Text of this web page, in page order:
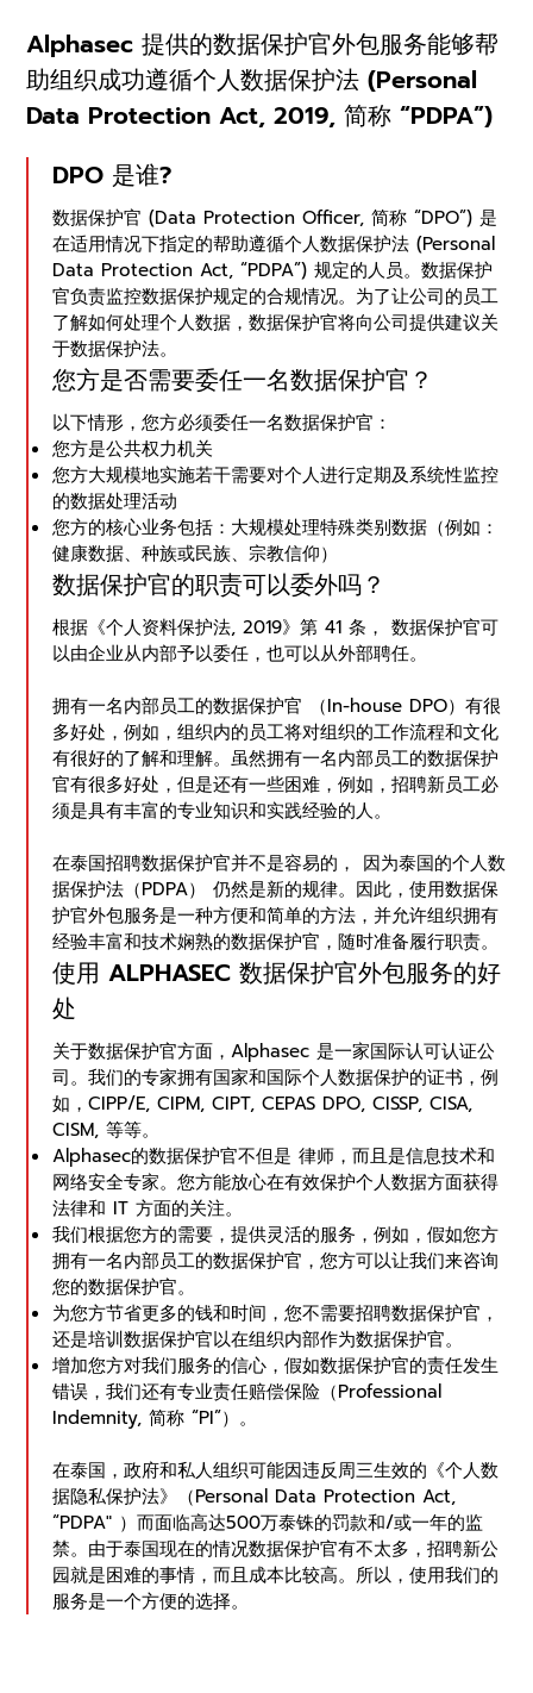
Alphasec 提供的数据保护官外包服务能够帮
助组织成功遵循个人数据保护法 (Personal
Data Protection Act, 2019, 简称 “PDPA”)
DPO 是谁?
数据保护官 (Data Protection Officer, 简称 “DPO”) 是
在适用情况下指定的帮助遵循个人数据保护法 (Personal
Data Protection Act, “PDPA”) 规定的人员。数据保护
官负责监控数据保护规定的合规情况。为了让公司的员工
了解如何处理个人数据，数据保护官将向公司提供建议关
于数据保护法。
您方是否需要委任一名数据保护官？
以下情形，您方必须委任一名数据保护官：
您方是公共权力机关
您方大规模地实施若干需要对个人进行定期及系统性监控
的数据处理活动
您方的核心业务包括：大规模处理特殊类别数据（例如：
健康数据、种族或民族、宗教信仰）
数据保护官的职责可以委外吗？
根据《个人资料保护法, 2019》第 41 条， 数据保护官可
以由企业从内部予以委任，也可以从外部聘任。
拥有一名内部员工的数据保护官 （In-house DPO）有很
多好处，例如，组织内的员工将对组织的工作流程和文化
有很好的了解和理解。虽然拥有一名内部员工的数据保护
官有很多好处，但是还有一些困难，例如，招聘新员工必
须是具有丰富的专业知识和实践经验的人。
在泰国招聘数据保护官并不是容易的， 因为泰国的个人数
据保护法（PDPA） 仍然是新的规律。因此，使用数据保
护官外包服务是一种方便和简单的方法，并允许组织拥有
经验丰富和技术娴熟的数据保护官，随时准备履行职责。
使用 ALPHASEC 数据保护官外包服务的好
处
关于数据保护官方面，Alphasec 是一家国际认可认证公
司。我们的专家拥有国家和国际个人数据保护的证书，例
如，CIPP/E, CIPM, CIPT, CEPAS DPO, CISSP, CISA,
CISM, 等等。
Alphasec的数据保护官不但是 律师，而且是信息技术和
网络安全专家。您方能放心在有效保护个人数据方面获得
法律和 IT 方面的关注。
我们根据您方的需要，提供灵活的服务，例如，假如您方
拥有一名内部员工的数据保护官，您方可以让我们来咨询
您的数据保护官。
为您方节省更多的钱和时间，您不需要招聘数据保护官，
还是培训数据保护官以在组织内部作为数据保护官。
增加您方对我们服务的信心，假如数据保护官的责任发生
错误，我们还有专业责任赔偿保险（Professional
Indemnity, 简称 “PI”）。
在泰国，政府和私人组织可能因违反周三生效的《个人数
据隐私保护法》（Personal Data Protection Act,
“PDPA" ）而面临高达500万泰铢的罚款和/或一年的监
禁。由于泰国现在的情况数据保护官有不太多，招聘新公
园就是困难的事情，而且成本比较高。所以，使用我们的
服务是一个方便的选择。